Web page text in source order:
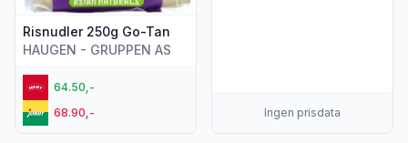
Risnudler 250g Go-Tan
HAUGEN - GRUPPEN AS
64.50,-
68.90,-
Ingen prisdata